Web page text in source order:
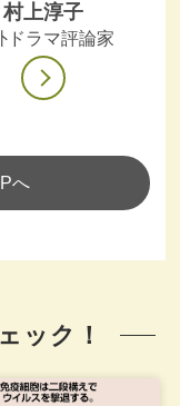
村上淳子
ドラマ評論家
へ
ック！